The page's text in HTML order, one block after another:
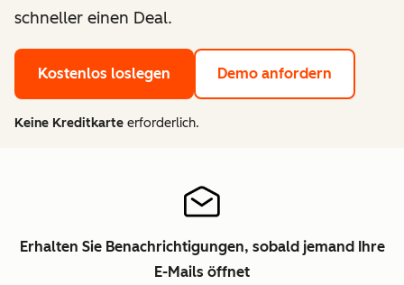
schneller einen Deal.
Kostenlos loslegen Demo anfordern
Keine Kreditkarte erforderlich.
Erhalten Sie Benachrichtigungen, sobald jemand Ihre
E-Mails öffnet